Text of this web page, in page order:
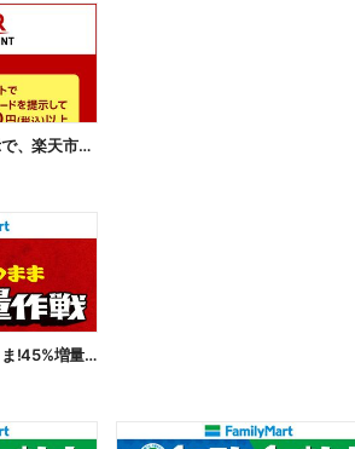
楽天ポイントカード提示で、楽天市場でのお買い物がおトクに!
【おトク】お値段そのまま!45%増量作戦!